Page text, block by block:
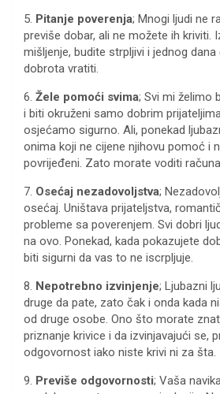
5. Pitanje poverenja; Mnogi ljudi ne
previše dobar, ali ne možete ih kriviti.
mišljenje, budite strpljivi i jednog
dobrota vratiti.
6. Žele pomoći svima; Svi mi želimo
i biti okruženi samo dobrim
osjećamo sigurno. Ali, ponekad
onima koji ne cijene njihovu pomoć i
povrijeđeni. Zato morate voditi
7. Osećaj nezadovoljstva;
osećaj. Uništava prijateljstva,
probleme sa poverenjem. Svi dobri
na ovo. Ponekad, kada pokazujete
biti sigurni da vas to ne iscrpljuje.
8. Nepotrebno izvinjenje; Ljubazni
druge da pate, zato čak i onda kada
od druge osobe. Ono što morate
priznanje krivice i da izvinjavajući se,
odgovornost iako niste krivi ni za šta.
9. Previše odgovornosti; Vaša